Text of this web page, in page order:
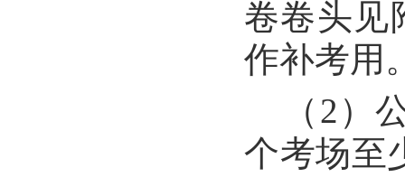
卷卷头见
作补考用
（2）
个考场至